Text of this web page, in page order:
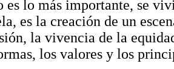
es lo más importante, se
es la creación de un
la vivencia de la
los valores y los